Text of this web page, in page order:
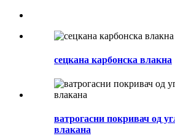
сецкана карбонска влакна
ватрогасни покривач од
влакана